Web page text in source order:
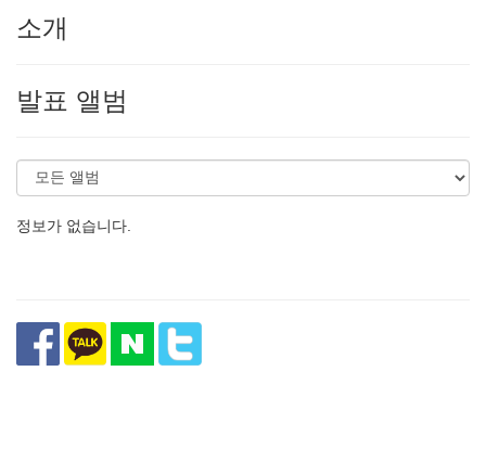
소개
발표 앨범
정보가 없습니다.